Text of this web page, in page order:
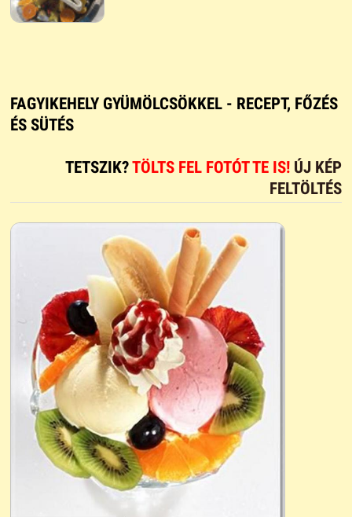
FAGYIKEHELY GYÜMÖLCSÖKKEL - RECEPT, FŐZÉS
ÉS SÜTÉS
TETSZIK?TÖLTS FEL FOTÓT TE IS! ÚJ KÉP
FELTÖLTÉS